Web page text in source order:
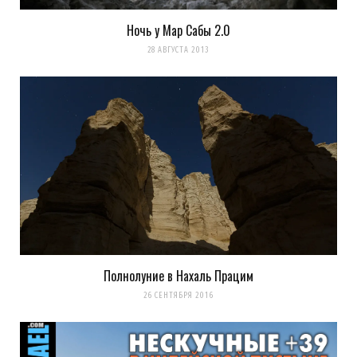
Благодарю вас познавательный фоторепортаж
Ночь у Мар Сабы 2.0
28 АВГУСТА 2013
Полнолуние в Нахаль Працим
26 СЕНТЯБРЯ 2016